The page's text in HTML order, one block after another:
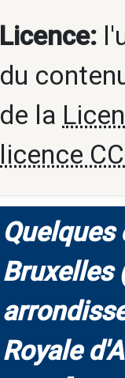
Licence:
du
de la
licence
Bruxelles
Royale